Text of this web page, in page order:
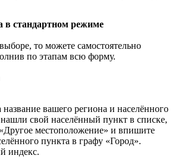
в стандартном режиме
то можете самостоятельно
по этапам всю форму.
вашего региона и населённого
свой населённый пункт в списке,
местоположение» и впишите
пункта в графу «Город».
индекс.